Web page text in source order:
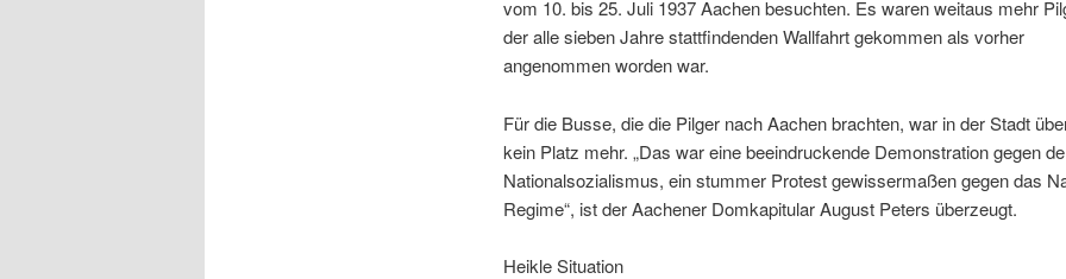
vom 10. bis 25. Juli 1937 Aachen besuchten. Es waren weitaus mehr
der alle sieben Jahre stattfindenden Wallfahrt gekommen als vorher
angenommen worden war.
Für die Busse, die die Pilger nach Aachen brachten, war in der Stadt
kein Platz mehr. „Das war eine beeindruckende Demonstration gegen
Nationalsozialismus, ein stummer Protest gewissermaßen gegen das
Regime“, ist der Aachener Domkapitular August Peters überzeugt.
Heikle Situation